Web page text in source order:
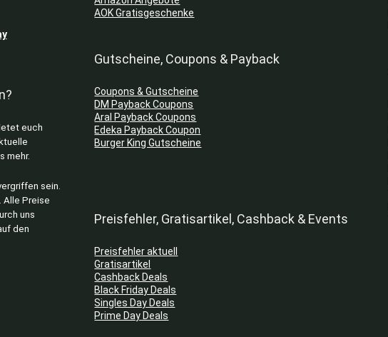
euch
mehr.
sein.
Alle Preise
uns
den
AOK Gratisgeschenke
Gutscheine, Coupons & Payback
Coupons & Gutscheine
DM Payback Coupons
Aral Payback Coupons
Edeka Payback Coupon
Burger King Gutscheine
Preisfehler, Gratisartikel, Cashback & Events
Preisfehler aktuell
Gratisartikel
Cashback Deals
Black Friday Deals
Singles Day Deals
Prime Day Deals